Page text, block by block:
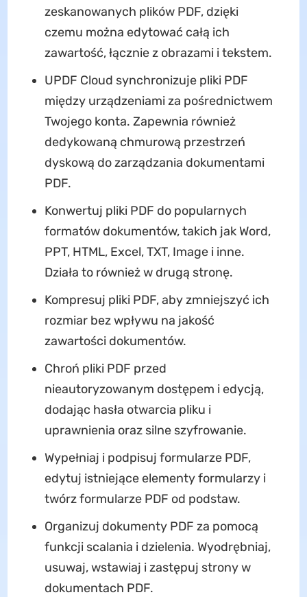
zeskanowanych plików PDF, dzięki
czemu można edytować całą ich
zawartość, łącznie z obrazami i tekstem.
UPDF Cloud synchronizuje pliki PDF
między urządzeniami za pośrednictwem
Twojego konta. Zapewnia również
dedykowaną chmurową przestrzeń
dyskową do zarządzania dokumentami
PDF.
Konwertuj pliki PDF do popularnych
formatów dokumentów, takich jak Word,
PPT, HTML, Excel, TXT, Image i inne.
Działa to również w drugą stronę.
Kompresuj pliki PDF, aby zmniejszyć ich
rozmiar bez wpływu na jakość
zawartości dokumentów.
Chroń pliki PDF przed
nieautoryzowanym dostępem i edycją,
dodając hasła otwarcia pliku i
uprawnienia oraz silne szyfrowanie.
Wypełniaj i podpisuj formularze PDF,
edytuj istniejące elementy formularzy i
twórz formularze PDF od podstaw.
Organizuj dokumenty PDF za pomocą
funkcji scalania i dzielenia. Wyodrębniaj,
usuwaj, wstawiaj i zastępuj strony w
dokumentach PDF.